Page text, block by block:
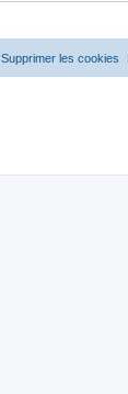
Supprimer les cookies